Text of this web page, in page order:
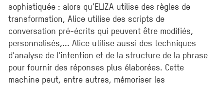
sophistiquée : alors qu’ELIZA utilise des règles de
transformation, Alice utilise des scripts de
conversation pré-écrits qui peuvent être modifiés,
personnalisés,... Alice utilise aussi des techniques
d'analyse de l'intention et de la structure de la phrase
pour fournir des réponses plus élaborées. Cette
machine peut, entre autres, mémoriser les